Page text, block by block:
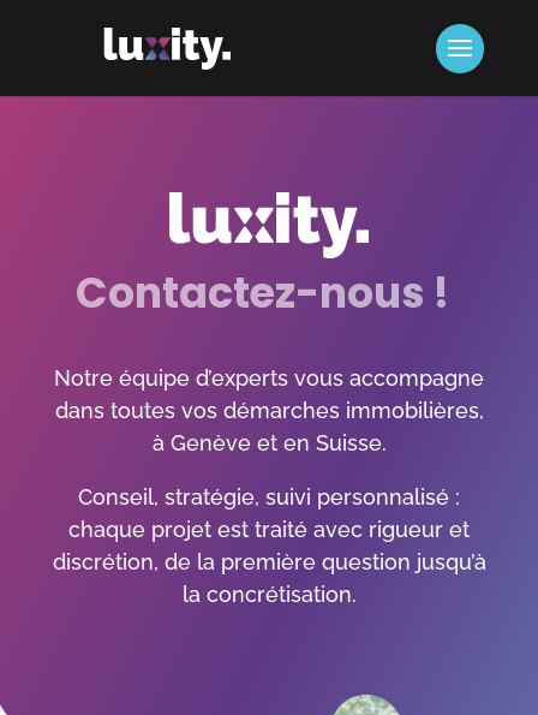
Contactez-nous !
Notre équipe d’experts vous accompagne
dans toutes vos démarches immobilières,
à Genève et en Suisse.
Conseil, stratégie, suivi personnalisé :
chaque projet est traité avec rigueur et
discrétion, de la première question jusqu’à
la concrétisation.